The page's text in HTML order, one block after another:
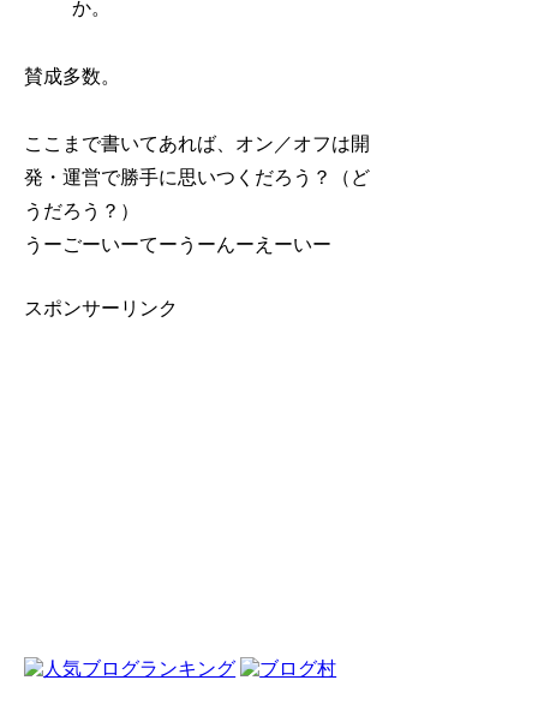
か。
賛成多数。
ここまで書いてあれば、オン／オフは開
発・運営で勝手に思いつくだろう？（ど
うだろう？）
うーごーいーてーうーんーえーいー
スポンサーリンク